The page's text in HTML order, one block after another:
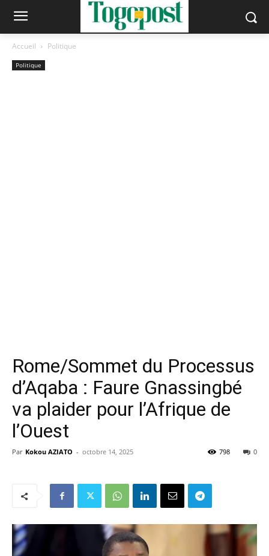
Accueil Politique
Politique
Rome/Sommet du Processus
d’Aqaba : Faure Gnassingbé
va plaider pour l’Afrique de
l’Ouest
Par Kokou AZIATO - octobre 14, 2025 0
798